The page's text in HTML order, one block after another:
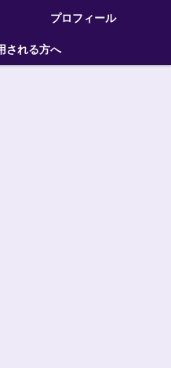
プロフィール
される方へ